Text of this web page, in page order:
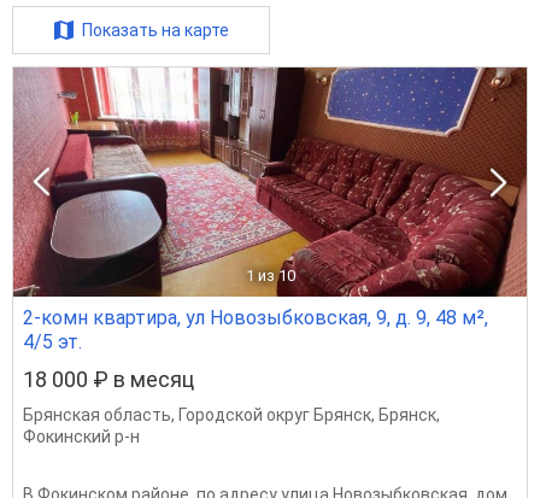
Показать на карте
1 из 10
2-комн квартира, ул Новозыбковская, 9, д. 9, 48 м²,
4/5 эт.
18 000 ₽ в месяц
Брянская область, Городской округ Брянск, Брянск,
Фокинский р-н